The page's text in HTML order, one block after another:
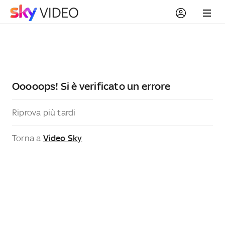
Ooooops! Si è verificato un errore
Riprova più tardi
Torna a Video Sky